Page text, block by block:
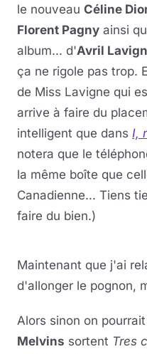
le nouveau Céline
Florent Pagny ainsi
album... d'Avril
ça ne rigole pas trop.
de Miss Lavigne qui
arrive à faire du
intelligent que dans I,
notera que le
la même boîte que
Canadienne... Tiens
faire du bien.)
YouTube · le
Maintenant que j'ai
d'allonger le pognon,
Alors sinon on
Melvins sortent Tres